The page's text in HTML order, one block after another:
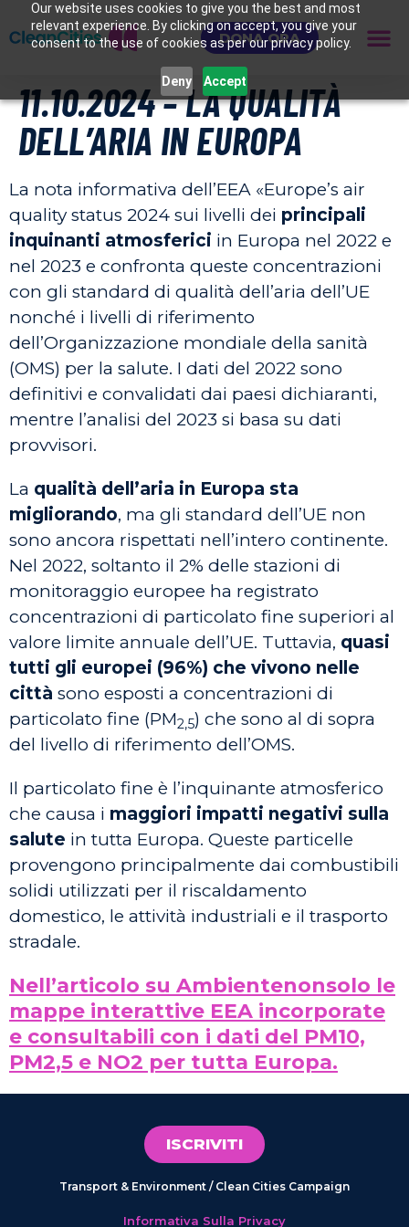
Our website uses cookies to give you the best and most
relevant experience. By clicking on accept, you give your
consent to the use of cookies as per our privacy policy.
Deny Accept
DONA ORA
11.10.2024 – LA QUALITÀ
DELL’ARIA IN EUROPA
La nota informativa dell’EEA «Europe’s air
quality status 2024 sui livelli dei principali
inquinanti atmosferici in Europa nel 2022 e
nel 2023 e confronta queste concentrazioni
con gli standard di qualità dell’aria dell’UE
nonché i livelli di riferimento
dell’Organizzazione mondiale della sanità
(OMS) per la salute. I dati del 2022 sono
definitivi e convalidati dai paesi dichiaranti,
mentre l’analisi del 2023 si basa su dati
provvisori.
La qualità dell’aria in Europa sta
migliorando, ma gli standard dell’UE non
sono ancora rispettati nell’intero continente.
Nel 2022, soltanto il 2% delle stazioni di
monitoraggio europee ha registrato
concentrazioni di particolato fine superiori al
valore limite annuale dell’UE. Tuttavia, quasi
tutti gli europei (96%) che vivono nelle
città sono esposti a concentrazioni di
particolato fine (PM2,5) che sono al di sopra
del livello di riferimento dell’OMS.
Il particolato fine è l’inquinante atmosferico
che causa i maggiori impatti negativi sulla
salute in tutta Europa. Queste particelle
provengono principalmente dai combustibili
solidi utilizzati per il riscaldamento
domestico, le attività industriali e il trasporto
stradale.
Nell’articolo su Ambientenonsolo le
mappe interattive EEA incorporate
e consultabili con i dati del PM10,
PM2,5 e NO2 per tutta Europa.
ISCRIVITI
Transport & Environment / Clean Cities Campaign
Informativa Sulla Privacy